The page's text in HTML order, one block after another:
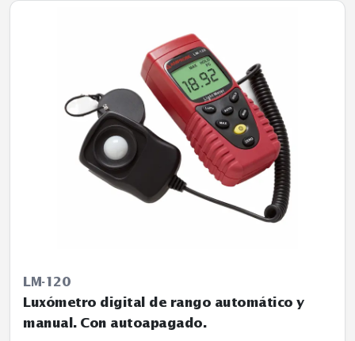
LM-120
Luxómetro digital de rango automático y
manual. Con autoapagado.